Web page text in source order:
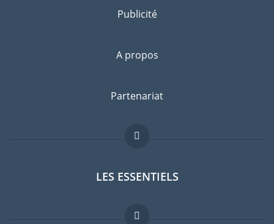
Publicité
A propos
Partenariat
LES ESSENTIELS
Forum expatriés